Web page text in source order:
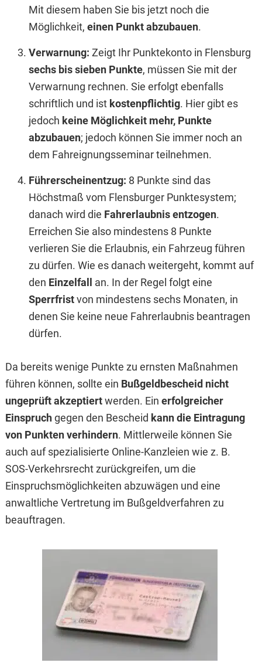
Mit diesem haben Sie bis jetzt noch die
Möglichkeit, einen Punkt abzubauen.
Verwarnung: Zeigt Ihr Punktekonto in Flensburg
sechs bis sieben Punkte, müssen Sie mit der
Verwarnung rechnen. Sie erfolgt ebenfalls
schriftlich und ist kostenpflichtig. Hier gibt es
jedoch keine Möglichkeit mehr, Punkte
abzubauen; jedoch können Sie immer noch an
dem Fahreignungsseminar teilnehmen.
Führerscheinentzug: 8 Punkte sind das
Höchstmaß vom Flensburger Punktesystem;
danach wird die Fahrerlaubnis entzogen.
Erreichen Sie also mindestens 8 Punkte
verlieren Sie die Erlaubnis, ein Fahrzeug führen
zu dürfen. Wie es danach weitergeht, kommt auf
den Einzelfall an. In der Regel folgt eine
Sperrfristvon mindestens sechs Monaten, in
denen Sie keine neue Fahrerlaubnis beantragen
dürfen.
Da bereits wenige Punkte zu ernsten Maßnahmen
führen können, sollte ein Bußgeldbescheid nicht
ungeprüft akzeptiertwerden. Ein erfolgreicher
Einspruchgegen den Bescheid kann die Eintragung
von Punkten verhindern. Mittlerweile können Sie
auch auf spezialisierte Online-Kanzleien wie z. B.
SOS-Verkehrsrecht zurückgreifen, um die
Einspruchsmöglichkeiten abzuwägen und eine
anwaltliche Vertretung im Bußgeldverfahren zu
beauftragen.